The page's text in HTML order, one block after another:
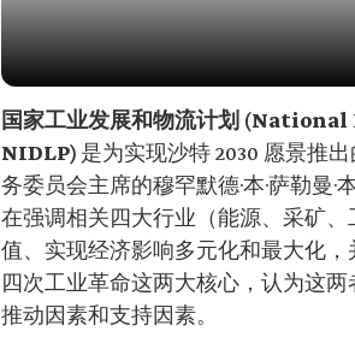
国家工业发展和物流计划
NIDLP) 是为实现沙特 2030 愿景推
务委员会主席的穆罕默德·本·萨勒曼·
在强调相关四大行业（能源、采矿
值、实现经济影响多元化和最大化
四次工业革命这两大核心，认为这
推动因素和支持因素。